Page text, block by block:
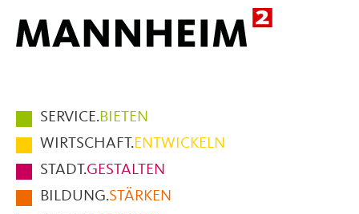
Hauptmenüpunkte
im
Fußbereich
der
Seite
SERVICE.BIETEN
WIRTSCHAFT.ENTWICKELN
STADT.GESTALTEN
BILDUNG.STÄRKEN